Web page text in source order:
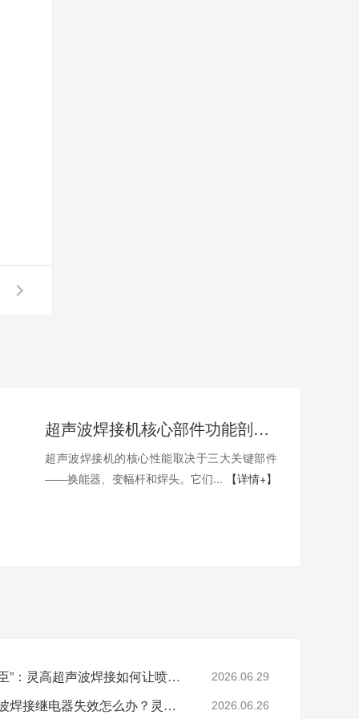
超声波焊接机核心部件功能剖析：换能器、变幅杆、焊头
超声波焊接机的核心性能取决于三大关键部件
——换能器、变幅杆和焊头。它们...
【详情+】
精密打印背后的“隐形功臣”：灵高超声波焊接如何让喷墨头支架更可靠？ 2026.06.29
必能信 BRANSON超声波焊接继电器失效怎么办？灵高超声波“四步维修法”精准破局 2026.06.26